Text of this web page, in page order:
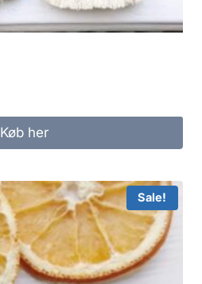
Køb her
Sale!